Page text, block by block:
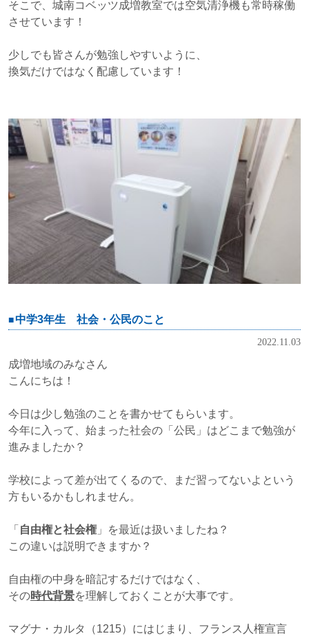
そこで、城南コベッツ成増教室では空気清浄機も常時稼働
させています！
少しでも皆さんが勉強しやすいように、
換気だけではなく配慮しています！
中学3年生 社会・公民のこと
2022.11.03
成増地域のみなさん
こんにちは！
今日は少し勉強のことを書かせてもらいます。
今年に入って、始まった社会の「公民」はどこまで勉強が
進みましたか？
学校によって差が出てくるので、まだ習ってないよという
方もいるかもしれません。
「 自由権と社会権」を最近は扱いましたね？
この違いは説明できますか？
自由権の中身を暗記するだけではなく、
その時代背景を理解しておくことが大事です。
マグナ・カルタ（1215）にはじまり、フランス人権宣言